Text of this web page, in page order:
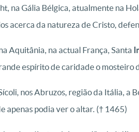
na Gália Bélgica, atualmente na
acerca da natureza de Cristo,
Aquitânia, na actual França, Santa
espírito de caridade o mosteiro
nos Abruzos, região da Itália, a
apenas podia ver o altar. († 1465)